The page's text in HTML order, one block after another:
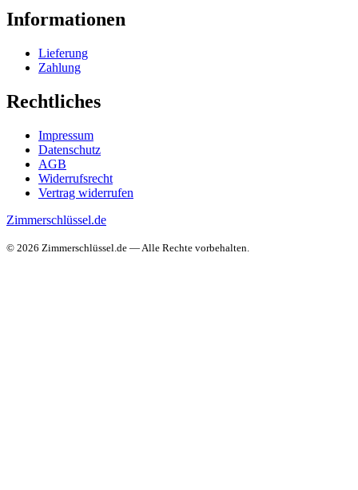
Informationen
Lieferung
Zahlung
Rechtliches
Impressum
Datenschutz
AGB
Widerrufsrecht
Vertrag widerrufen
Zimmerschlüssel.de
© 2026 Zimmerschlüssel.de — Alle Rechte vorbehalten.